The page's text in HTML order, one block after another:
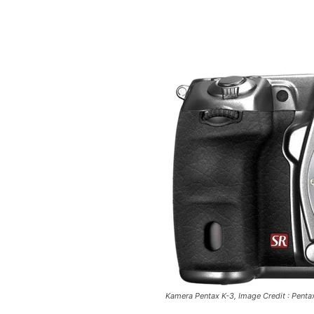
Kamera Pentax K-3, Image Credit :